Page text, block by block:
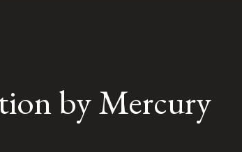
by Mercury